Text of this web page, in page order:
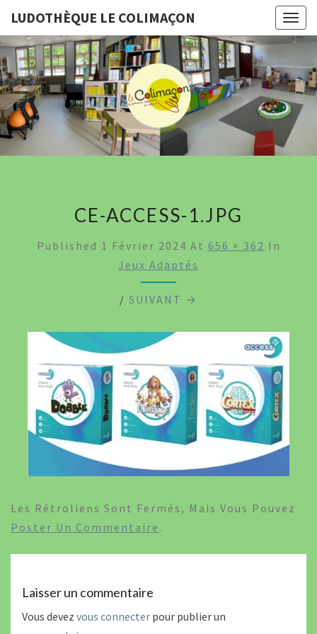
LUDOTHÈQUE LE COLIMAÇON
LE
CE-ACCESS-1.JPG
Published 1 Février 2024 At 656 × 362 In
Jeux Adaptés
/ SUIVANT →
Les Rétroliens Sont Fermés, Mais Vous Pouvez
Poster Un Commentaire .
Laisser un commentaire
Vous devez vous connecter pour publier un